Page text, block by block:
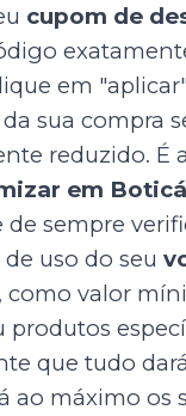
cupom de
em
sua compra
reduzido. É
em
de sempre
uso do seu
, como valor
produtos
que tudo
ao máximo os